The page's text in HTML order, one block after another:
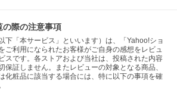
の際の注意事項
下「本サービス」といいます）は、「Yahoo!ショ
ご利用になられたお客様がご自身の感想をレビュ
スです。各ストアおよび当社は、投稿された内容
保証しません。またレビューの対象となる商品、
化粧品に該当する場合には、特に以下の事項を確